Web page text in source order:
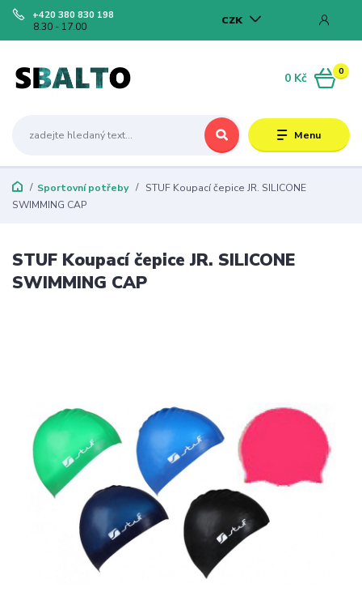
Menu
CZK
+420 380 830 198
8.30 - 17.00
0
0 Kč
Sportovní potřeby
STUF Koupací čepice JR. SILICONE
SWIMMING CAP
STUF Koupací čepice JR. SILICONE
SWIMMING CAP